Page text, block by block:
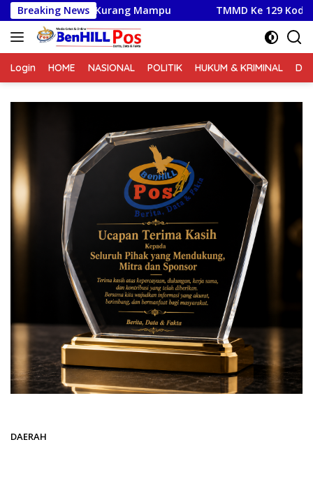
Langsung
ke
konten
Breaking News
Mampu TMMD Ke 129 Kodim 0210/TU Beri
Login HOME NASIONAL POLITIK HUKUM & KRIMINAL
DAERAH